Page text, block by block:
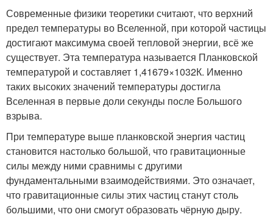
Современные физики теоретики считают, что верхний
предел температуры во Вселенной, при которой частицы
достигают максимума своей тепловой энергии, всё же
существует. Эта температура называется Планковской
температурой и составляет 1,41679×1032К. Именно
таких высоких значений температуры достигла
Вселенная в первые доли секунды после Большого
взрыва.
При температуре выше планковской энергия частиц
становится настолько большой, что гравитационные
силы между ними сравнимы с другими
фундаментальными взаимодействиями. Это означает,
что гравитационные силы этих частиц станут столь
большими, что они смогут образовать чёрную дыру.